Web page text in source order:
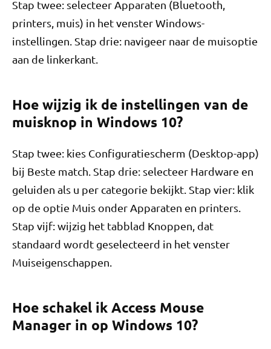
Stap twee: selecteer Apparaten (Bluetooth,
printers, muis) in het venster Windows-
instellingen. Stap drie: navigeer naar de muisoptie
aan de linkerkant.
Hoe wijzig ik de instellingen van de
muisknop in Windows 10?
Stap twee: kies Configuratiescherm (Desktop-app)
bij Beste match. Stap drie: selecteer Hardware en
geluiden als u per categorie bekijkt. Stap vier: klik
op de optie Muis onder Apparaten en printers.
Stap vijf: wijzig het tabblad Knoppen, dat
standaard wordt geselecteerd in het venster
Muiseigenschappen.
Hoe schakel ik Access Mouse
Manager in op Windows 10?